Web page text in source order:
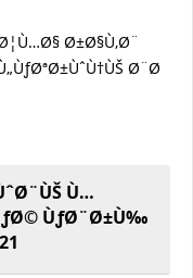
Ø±Ø§Ù‚Ø¨
Ø¨Ø
Ù…
ÙƒØ¨Ø±Ù‰